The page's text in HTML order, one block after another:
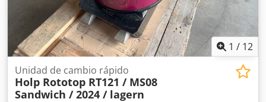
disponibles Liebherr bulones Ø vástago distancia de
bulones SWA 48 65/65 253 370 2.000,00 € SWA 48 80/70
350 420 2.000,00 € SWA 48 80/80 327 460 2.000,00 €
1 / 12
Unidad de cambio rápido
Holp Rototop RT121 / MS08
Sandwich / 2024 / lagern